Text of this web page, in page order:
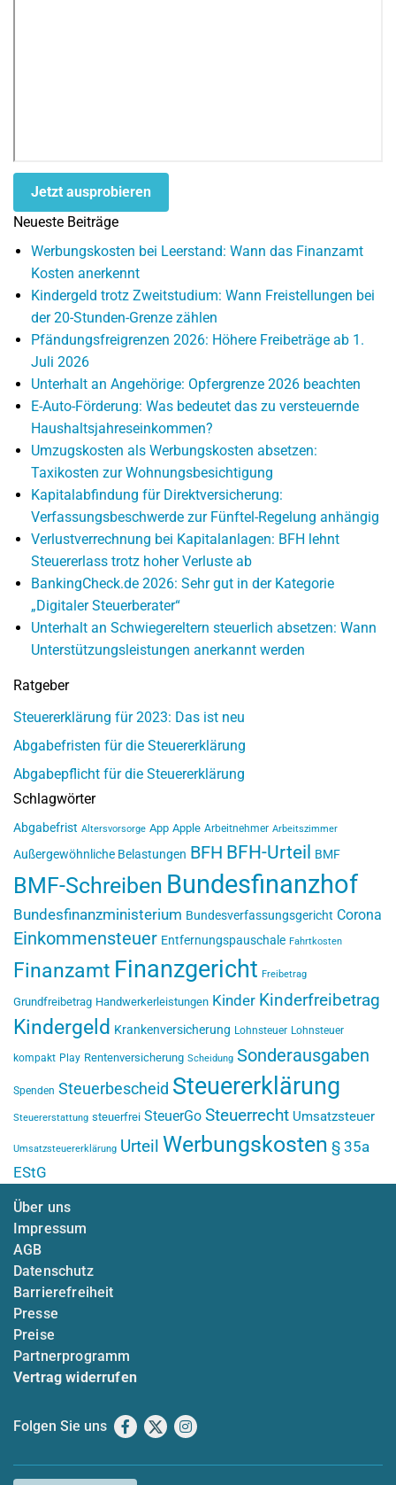
Jetzt ausprobieren
Neueste Beiträge
Werbungskosten bei Leerstand: Wann das Finanzamt
Kosten anerkennt
Kindergeld trotz Zweitstudium: Wann Freistellungen bei
der 20-Stunden-Grenze zählen
Pfändungsfreigrenzen 2026: Höhere Freibeträge ab 1.
Juli 2026
Unterhalt an Angehörige: Opfergrenze 2026 beachten
E-Auto-Förderung: Was bedeutet das zu versteuernde
Haushaltsjahreseinkommen?
Umzugskosten als Werbungskosten absetzen:
Taxikosten zur Wohnungsbesichtigung
Kapitalabfindung für Direktversicherung:
Verfassungsbeschwerde zur Fünftel-Regelung anhängig
Verlustverrechnung bei Kapitalanlagen: BFH lehnt
Steuererlass trotz hoher Verluste ab
BankingCheck.de 2026: Sehr gut in der Kategorie
„Digitaler Steuerberater“
Unterhalt an Schwiegereltern steuerlich absetzen: Wann
Unterstützungsleistungen anerkannt werden
Ratgeber
Steuererklärung für 2023: Das ist neu
Abgabefristen für die Steuererklärung
Abgabepflicht für die Steuererklärung
Schlagwörter
Abgabefrist Altersvorsorge App Apple Arbeitnehmer Arbeitszimmer
Außergewöhnliche Belastungen BFH BFH-Urteil BMF
BMF-Schreiben Bundesfinanzhof
Bundesfinanzministerium Bundesverfassungsgericht Corona
Einkommensteuer Entfernungspauschale Fahrtkosten
Finanzamt Finanzgericht Freibetrag
Grundfreibetrag Handwerkerleistungen Kinder Kinderfreibetrag
Kindergeld Krankenversicherung Lohnsteuer Lohnsteuer
kompakt Play Rentenversicherung Scheidung Sonderausgaben
Spenden Steuerbescheid Steuererklärung
Steuererstattung steuerfrei SteuerGo Steuerrecht Umsatzsteuer
Umsatzsteuererklärung Urteil Werbungskosten § 35a
EStG
Über uns
Impressum
AGB
Datenschutz
Barrierefreiheit
Presse
Preise
Partnerprogramm
Vertrag widerrufen
Folgen Sie uns Facebook
X Instagram